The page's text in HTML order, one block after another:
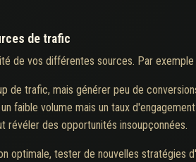
de trafic
de vos différentes sources. Par exemple
de trafic, mais générer peu de
faible volume mais un taux
révéler des opportunités insoupçonnées.
optimale, tester de nouvelles stratégies